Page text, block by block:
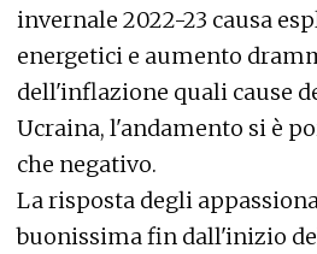
invernale 2022-23 causa
energetici e aumento
dell'inflazione quali cause
Ucraina, l'andamento si è
che negativo.
La risposta degli
buonissima fin dall'inizio